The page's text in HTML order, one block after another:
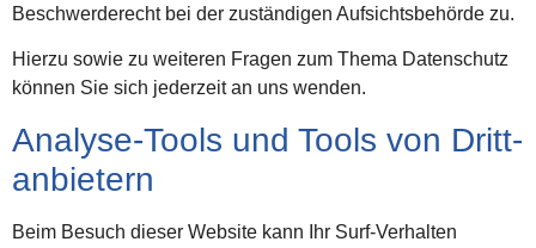
Beschwerderecht bei der zuständigen Aufsichtsbehörde zu.
Hierzu sowie zu weiteren Fragen zum Thema Datenschutz
können Sie sich jederzeit an uns wenden.
Analyse-Tools und Tools von Dritt­
anbietern
Beim Besuch dieser Website kann Ihr Surf-Verhalten